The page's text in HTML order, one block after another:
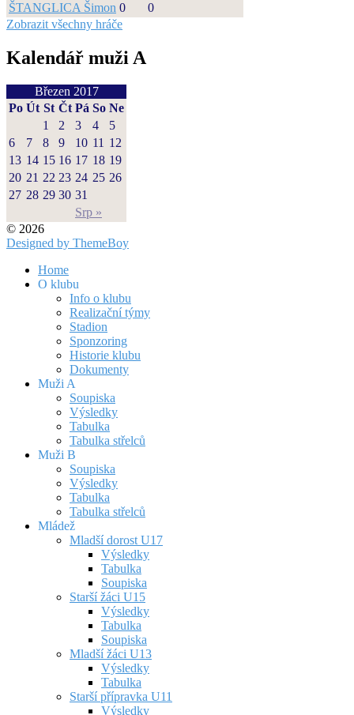
ŠTANGLICA Šimon 0
0
Zobrazit všechny hráče
Kalendář muži A
Březen 2017
Po Út St Čt Pá So Ne
Srp »
1 2 3 4
5
6
7 8 9 10 11 12
13 14 15 16 17 18 19
20 21 22 23 24 25 26
27 28 29 30 31
© 2026
Designed by ThemeBoy
Home
O klubu
Info o klubu
Realizační týmy
Stadion
Sponzoring
Historie klubu
Dokumenty
Muži A
Soupiska
Výsledky
Tabulka
Tabulka střelců
Muži B
Soupiska
Výsledky
Tabulka
Tabulka střelců
Mládež
Mladší dorost U17
Výsledky
Tabulka
Soupiska
Starší žáci U15
Výsledky
Tabulka
Soupiska
Mladší žáci U13
Výsledky
Tabulka
Starší přípravka U11
Výsledky